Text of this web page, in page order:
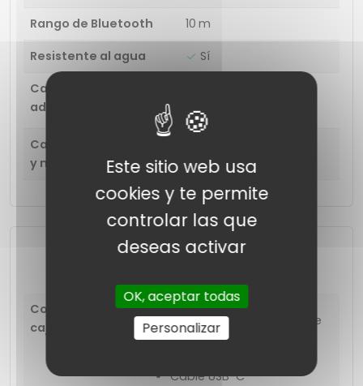
Rango de Bluetooth
10 m
Resistente al agua
Sí
Características
adicionales
Cambio entre llamada
y música
Extras
Contenido de la
caja
2 auriculares con estuche
de carga
Cable USB-C
Este sitio web usa
cookies y te permite
controlar las que
deseas activar
OK, aceptar todas
Personalizar